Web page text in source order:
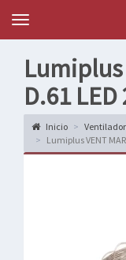
Topten
Menu
Lumiplus
D.61
Inicio
Lumiplus VENT